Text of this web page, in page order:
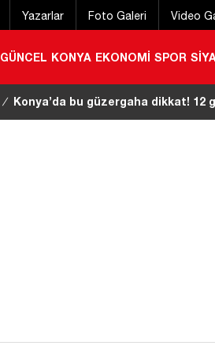
Yazarlar Foto Galeri Video
GÜNCEL KONYA EKONOMİ SPOR
/ Konya’da bu güzergaha dikkat! 12